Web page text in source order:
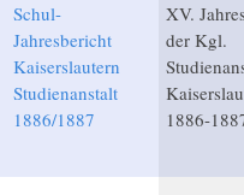
Schul-
Jahresbericht
Kaiserslautern
Studienanstalt
1886/1887
XV.
der Kgl.
1886-